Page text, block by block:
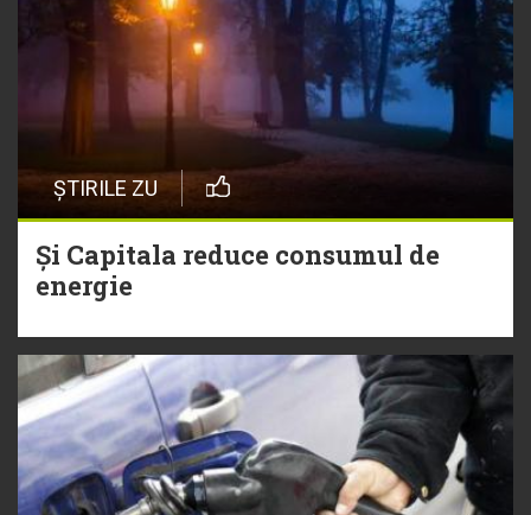
ȘTIRILE ZU
Și Capitala reduce consumul de
energie